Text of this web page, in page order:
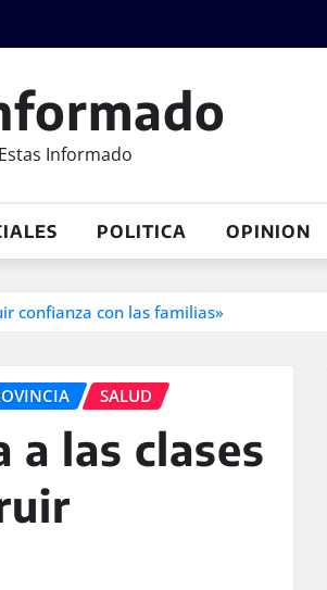
Estas Informado
POLITICA OPINION
confianza con las familias»
SALUD
las clases